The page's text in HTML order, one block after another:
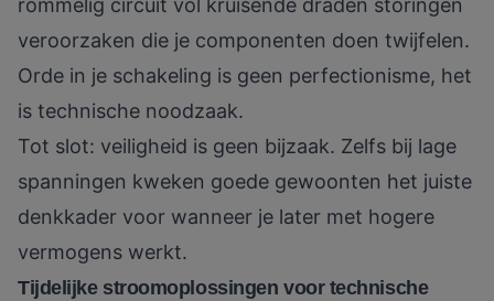
rommelig circuit vol kruisende draden storingen
veroorzaken die je componenten doen twijfelen.
Orde in je schakeling is geen perfectionisme, het
is technische noodzaak.
Tot slot: veiligheid is geen bijzaak. Zelfs bij lage
spanningen kweken goede gewoonten het juiste
denkkader voor wanneer je later met hogere
vermogens werkt.
Tijdelijke stroomoplossingen voor technische